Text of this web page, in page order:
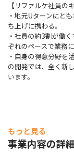
【リファルケ社員の
・地元Uターンにと
ち上げに携わる。
・社員の約3割が働
ぞれのペースで業務
・自身の得意分野を
の開発では、全く新
います。
もっと見る
事業内容の詳